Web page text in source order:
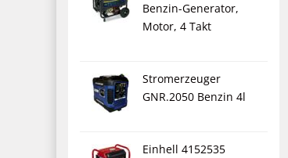
Benzin-Generator,
Motor, 4 Takt
Stromerzeuger
GNR.2050 Benzin 4l
Einhell 4152535